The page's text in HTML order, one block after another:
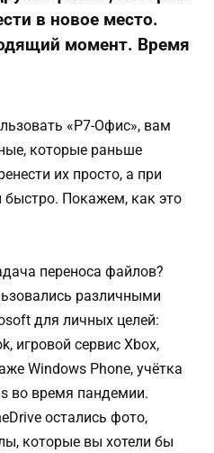
в новое место.
момент. Время
«Р7-Офис», вам
которые раньше
их просто, а при
быстро. Покажем, как это
переноса файлов?
различными
для личных целей:
игровой сервис Xbox,
Windows Phone, учётка
во время пандемии.
остались фото,
которые вы хотели бы